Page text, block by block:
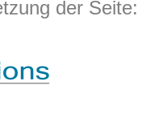
der Seite: